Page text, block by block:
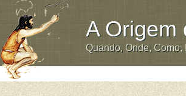
A Origem
Quando, Onde,